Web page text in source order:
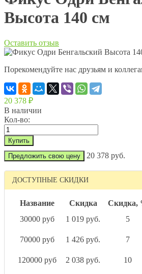
Высота 140 см
Оставить отзыв
Порекомендуйте нас друзьям и
20 378 ₽
В наличии
Кол-во:
Предложить свою цену 20 378 руб.
ДОСТУПНЫЕ СКИДКИ
Название Скидка Скидка,
30000 руб
1 019 руб. 5
70000 руб 1 426 руб. 7
120000 руб 2 038 руб. 10